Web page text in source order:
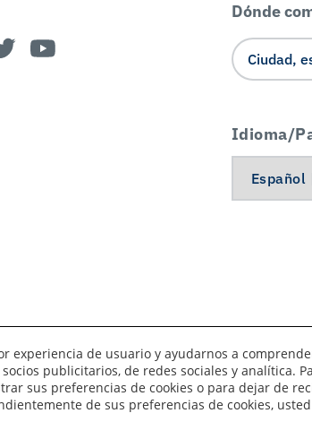
Dónde
Idioma/
Sus preferencias de privacidad
Ley
de usuario y ayudarnos a
publicitarios, de redes sociales y analítica.
sus preferencias de cookies o para dejar de
de sus preferencias de cookies,